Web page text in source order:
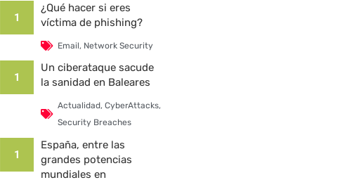
1
¿Qué hacer si eres
víctima de phishing?
Email, Network Security
1
Un ciberataque sacude
la sanidad en Baleares
Actualidad, CyberAttacks,
Security Breaches
1
España, entre las
grandes potencias
mundiales en